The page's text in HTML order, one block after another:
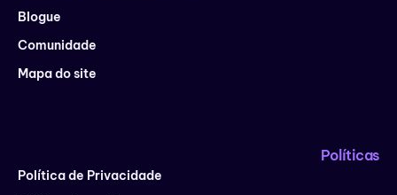
Blogue
Comunidade
Mapa do site
Políticas
Política de Privacidade